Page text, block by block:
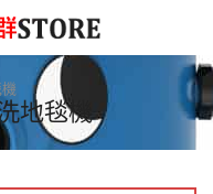
地毯機